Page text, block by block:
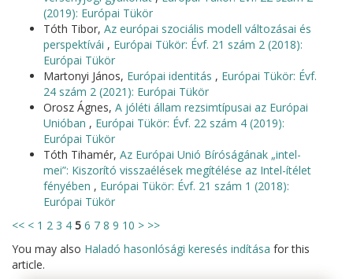
(2019): Európai Tükör
Tóth Tibor, Az európai szociális modell változásai és
perspektívái , Európai Tükör: Évf. 21 szám 2 (2018):
Európai Tükör
Martonyi János, Európai identitás , Európai Tükör: Évf.
24 szám 2 (2021): Európai Tükör
Orosz Ágnes, A jóléti állam rezsimtípusai az Európai
Unióban , Európai Tükör: Évf. 22 szám 4 (2019):
Európai Tükör
Tóth Tihamér, Az Európai Unió Bíróságának „intel-
mei”: Kiszorító visszaélések megítélése az Intel-ítélet
fényében , Európai Tükör: Évf. 21 szám 1 (2018):
Európai Tükör
<< < 1 2 3 4 5 6 7 8 9 10 > >>
You may also Haladó hasonlósági keresés indítása for this
article.